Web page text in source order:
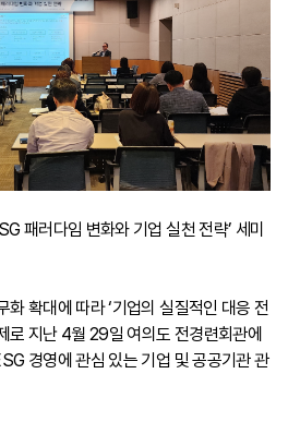
패러다임 변화와 기업 실천 전략’ 세미
확대에 따라 ‘기업의 실질적인 대응 전
로 지난 4월 29일 여의도 전경련회관에
경영에 관심 있는 기업 및 공공기관 관